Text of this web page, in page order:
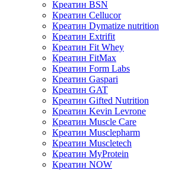
Креатин BSN
Креатин Cellucor
Креатин Dymatize nutrition
Креатин Extrifit
Креатин Fit Whey
Креатин FitMax
Креатин Form Labs
Креатин Gaspari
Креатин GAT
Креатин Gifted Nutrition
Креатин Kevin Levrone
Креатин Muscle Care
Креатин Musclepharm
Креатин Muscletech
Креатин MyProtein
Креатин NOW